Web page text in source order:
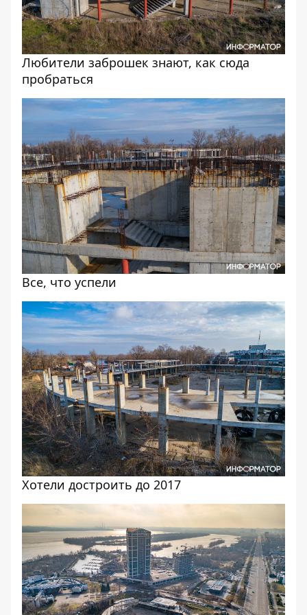
Любители заброшек знают, как сюда
пробраться
Все, что успели
Хотели достроить до 2017